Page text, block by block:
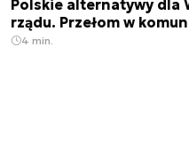
Polskie alternatywy dla
rządu. Przełom w
4 min.